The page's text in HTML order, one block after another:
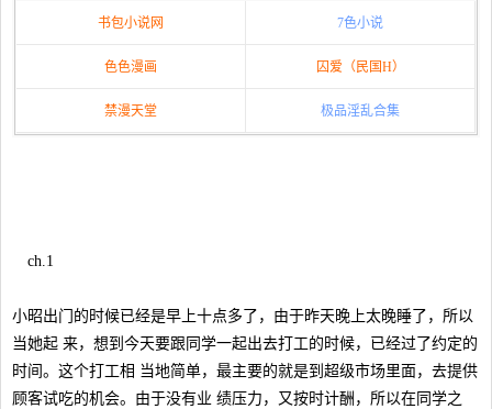
书包小说网 7色小说
色色漫画 囚爱（民国H）
禁漫天堂 极品淫乱合集
ch.1
小昭出门的时候已经是早上十点多了，由于昨天晚上太晚睡了，所以
当她起 来，想到今天要跟同学一起出去打工的时候，已经过了约定的
时间。这个打工相 当地简单，最主要的就是到超级市场里面，去提供
顾客试吃的机会。由于没有业 绩压力，又按时计酬，所以在同学之